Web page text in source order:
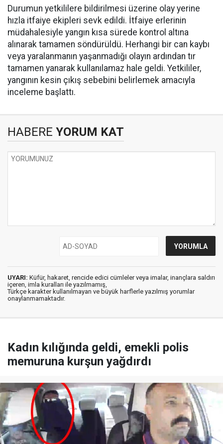
Durumun yetkililere bildirilmesi üzerine olay yerine
hızla itfaiye ekipleri sevk edildi. İtfaiye erlerinin
müdahalesiyle yangın kısa sürede kontrol altına
alınarak tamamen söndürüldü. Herhangi bir can kaybı
veya yaralanmanın yaşanmadığı olayın ardından tır
tamamen yanarak kullanılamaz hale geldi. Yetkililer,
yangının kesin çıkış sebebini belirlemek amacıyla
inceleme başlattı.
HABERE YORUM KAT
UYARI: Küfür, hakaret, rencide edici cümleler veya imalar, inançlara saldırı
içeren, imla kuralları ile yazılmamış,
Türkçe karakter kullanılmayan ve büyük harflerle yazılmış yorumlar
onaylanmamaktadır.
Kadın kılığında geldi, emekli polis
memuruna kurşun yağdırdı